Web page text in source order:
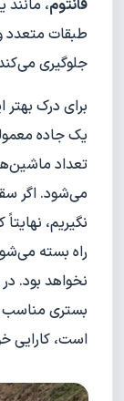
فانتوم،
طبقات متعدد
جلوگیری
برای درک
یک جاده
تعداد
می‌شود. اگر
نگیریم،
راه بسته
نخواهد بود.
بستری مناسب
است، کارایی